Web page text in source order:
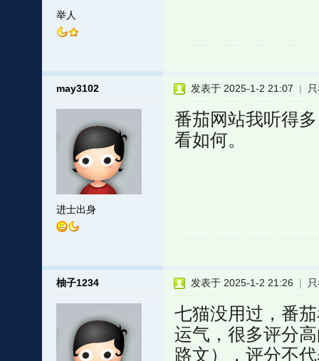
举人
may3102
进士出身
发表于 2025-1-2 21:07 |
番茄网站我听得
看如何。
柚子1234 发表于 2025-1-2 21:26 |
七猫没用过，番
运气，很多评分
路文），评分不